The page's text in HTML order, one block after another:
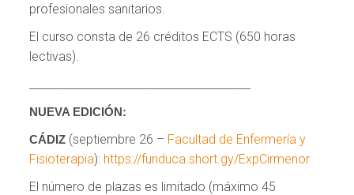
profesionales sanitarios.
El curso consta de 26 créditos ECTS (650 horas
lectivas).
NUEVA EDICIÓN:
CÁDIZ (septiembre 26 – Facultad de Enfermería y
Fisioterapia): https://funduca.short.gy/ExpCirmenor
El número de plazas es limitado (máximo 45